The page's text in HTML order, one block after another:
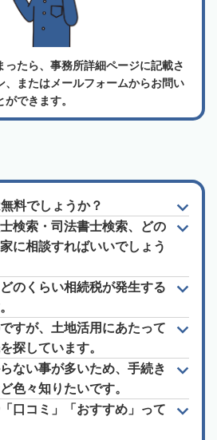
ったら、事務所詳細ページに記載さ
、またはメールフォームからお問い
できます。
料でしょうか？
検索・司法書士検索、どの
に相談すればいいでしょう
のくらい相続税が発生する
すが、土地活用にあたって
探しています。
ない事が多いため、手続き
色々知りたいです。
口コミ」「おすすめ」って